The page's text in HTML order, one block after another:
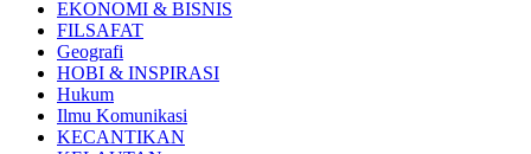
EKONOMI & BISNIS
FILSAFAT
Geografi
HOBI & INSPIRASI
Hukum
Ilmu Komunikasi
KECANTIKAN